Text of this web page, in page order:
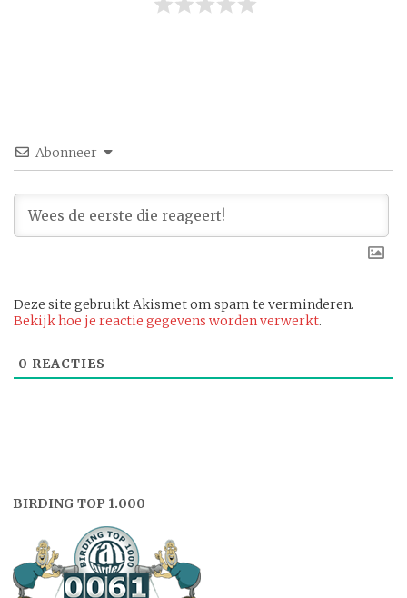
Abonneer
Deze site gebruikt Akismet om spam te verminderen.
Bekijk hoe je reactie gegevens worden verwerkt.
0 REACTIES
BIRDING TOP 1.000